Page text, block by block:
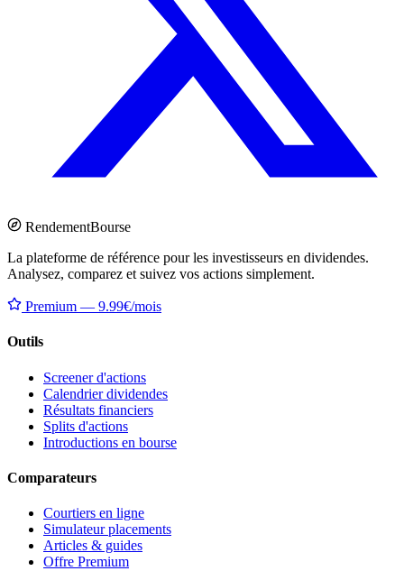
RendementBourse
La plateforme de référence pour les investisseurs en dividendes.
Analysez, comparez et suivez vos actions simplement.
Premium — 9.99€/mois
Outils
Screener d'actions
Calendrier dividendes
Résultats financiers
Splits d'actions
Introductions en bourse
Comparateurs
Courtiers en ligne
Simulateur placements
Articles & guides
Offre Premium